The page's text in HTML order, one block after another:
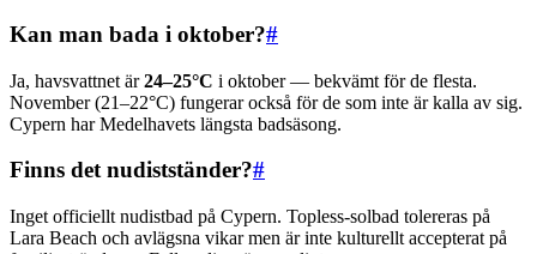
Kan man bada i oktober?#
Ja, havsvattnet är24–25°C i oktober — bekvämt för de flesta.
November (21–22°C) fungerar också för de som inte är kalla av sig.
Cypern har Medelhavets längsta badsäsong.
Finns det nudistständer?#
Inget officiellt nudistbad på Cypern. Topless-solbad tolereras på
Lara Beach och avlägsna vikar men är inte kulturellt accepterat på